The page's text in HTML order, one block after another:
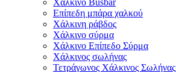
Επίπεδη μπάρα χαλκού
Χάλκινη ράβδος
Χάλκινο σύρμα
Χάλκινο Επίπεδο Σύρμα
Χάλκινος σωλήνας
Τετράγωνος Χάλκινος Σωλήνας